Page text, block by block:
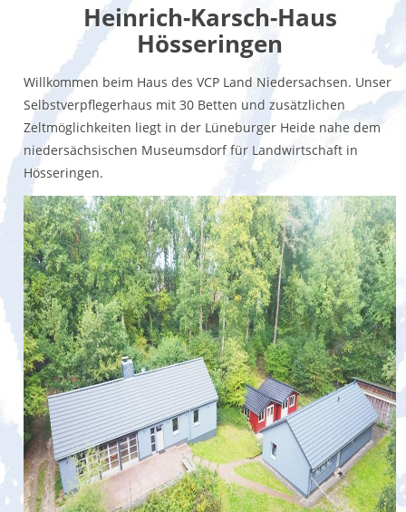
Heinrich-Karsch-Haus
Hösseringen
Willkommen beim Haus des VCP Land Niedersachsen. Unser
Selbstverpflegerhaus mit 30 Betten und zusätzlichen
Zeltmöglichkeiten liegt in der Lüneburger Heide nahe dem
niedersächsischen Museumsdorf für Landwirtschaft in
Hösseringen.